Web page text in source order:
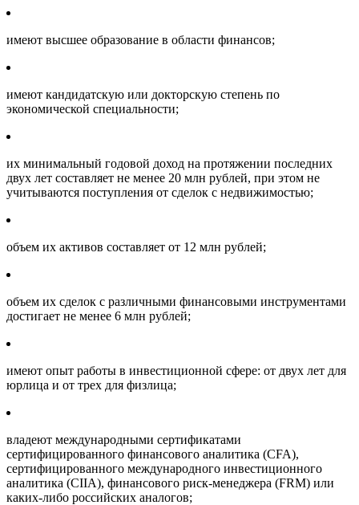
имеют высшее образование в области финансов;
имеют кандидатскую или докторскую степень по
экономической специальности;
их минимальный годовой доход на протяжении последних
двух лет составляет не менее 20 млн рублей, при этом не
учитываются поступления от сделок с недвижимостью;
объем их активов составляет от 12 млн рублей;
объем их сделок с различными финансовыми инструментами
достигает не менее 6 млн рублей;
имеют опыт работы в инвестиционной сфере: от двух лет для
юрлица и от трех для физлица;
владеют международными сертификатами
сертифицированного финансового аналитика (CFA),
сертифицированного международного инвестиционного
аналитика (CIIA), финансового риск-менеджера (FRM) или
каких-либо российских аналогов;